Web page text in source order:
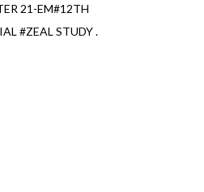
21-EM#12TH
#ZEAL STUDY .